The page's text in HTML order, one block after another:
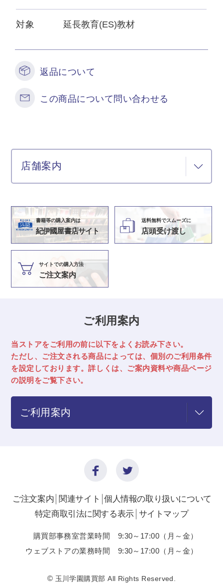
対象 延長教育(ES)教材
返品について
この商品について問い合わせる
店舗案内
書籍等の購入案内は
紀伊國屋書店サイト
送料無料でスムーズに
店頭受け渡し
サイトでの購入方法
ご注文案内
ご利用案内
当ストアをご利用の前に以下をよくお読み下さい。
ただし、ご注文される商品によっては、 個別のご利用条件
を設定しております。詳しくは、ご案内資料や商品ページ
の説明をご覧下さい。
ご利用案内
ご注文案内 関連サイト 個人情報の取り扱いについて
特定商取引法に関する表示 サイトマップ
購買部事務室営業時間 9:30～17:00（月～金）
ウェブストアの業務時間 9:30～17:00（月～金）
© 玉川学園購買部 All Rights Reserved.